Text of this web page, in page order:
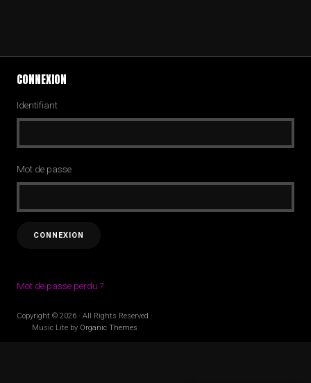
CONNEXION
Identifiant
Mot de passe
Mot de passe perdu ?
Copyright © 2026 · All Rights Reserved ·
Music Lite by Organic Themes